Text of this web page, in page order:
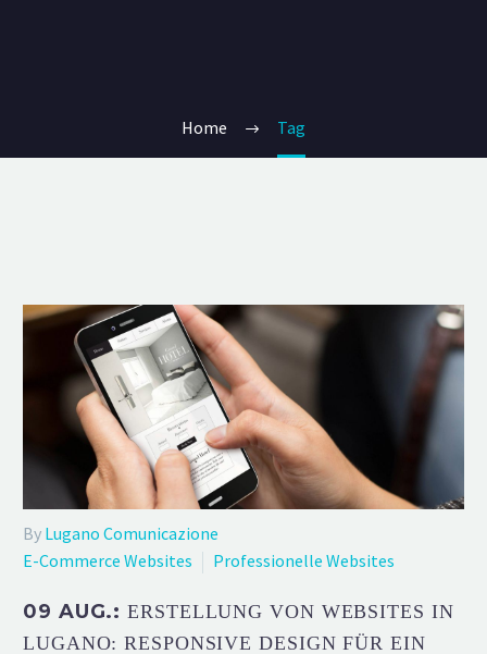
Home Tag
By Lugano Comunicazione
E-Commerce Websites
Professionelle Websites
09 AUG.:ERSTELLUNG VON WEBSITES IN
LUGANO: RESPONSIVE DESIGN FÜR EIN